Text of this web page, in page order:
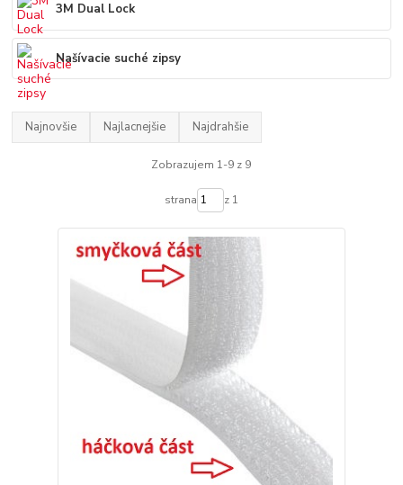
3M Dual Lock
Našívacie suché zipsy
Najnovšie Najlacnejšie Najdrahšie
Zobrazujem 1-9 z 9
strana z 1